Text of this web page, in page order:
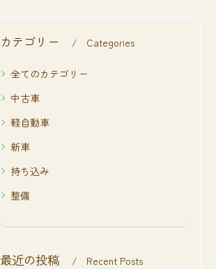
カテゴリー Categories
全てのカテゴリー
中古車
軽自動車
新車
持ち込み
整備
最近の投稿 Recent Posts